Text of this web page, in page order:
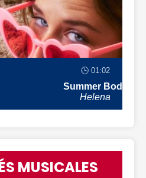
🕒 01:02
Summer Body
Helena
MUSICALES